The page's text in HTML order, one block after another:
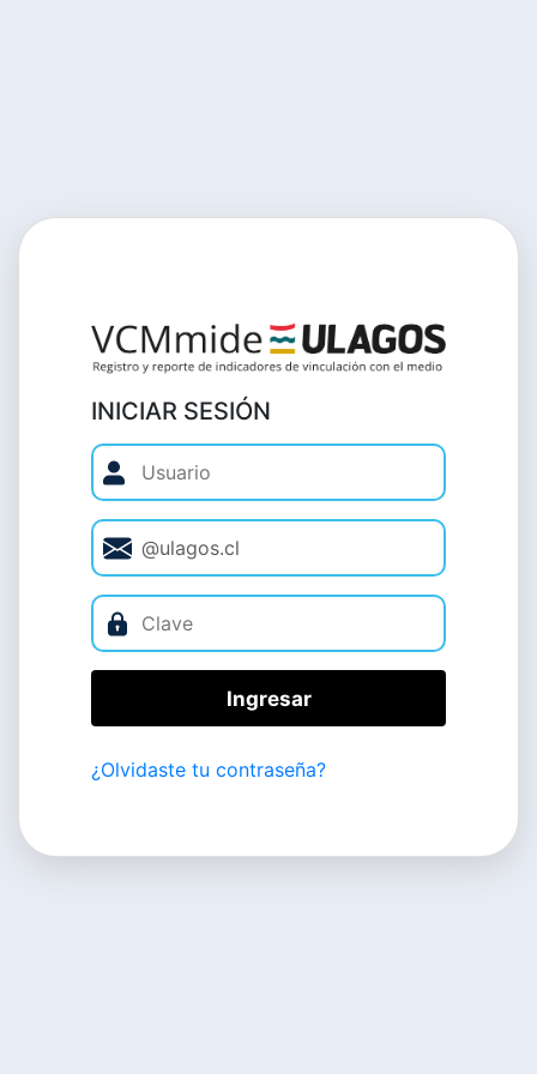
INICIAR SESIÓN
Ingresar
¿Olvidaste tu contraseña?